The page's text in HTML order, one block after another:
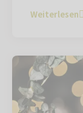
Weiterlesen